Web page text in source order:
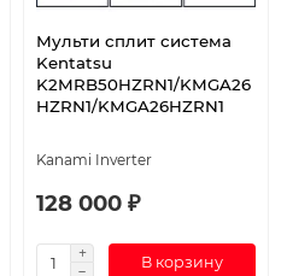
Мульти сплит система
Kentatsu
K2MRB50HZRN1/KMGA26
HZRN1/KMGA26HZRN1
Kanami Inverter
128 000 ₽
В корзину